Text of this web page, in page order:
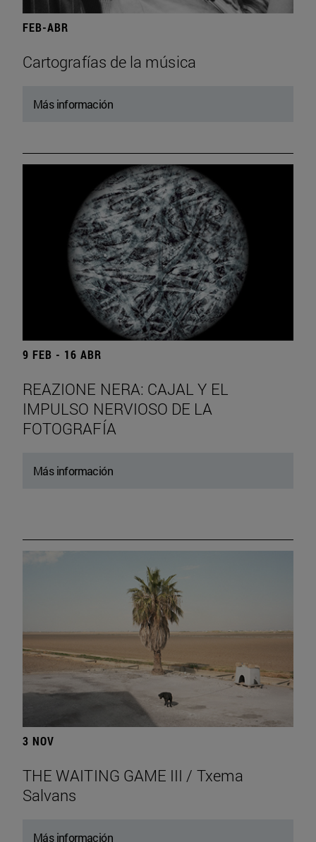
FEB-ABR
Cartografías de la música
Más información
9 FEB - 16 ABR
REAZIONE NERA: CAJAL Y EL
IMPULSO NERVIOSO DE LA
FOTOGRAFÍA
Más información
3 NOV
THE WAITING GAME III / Txema
Salvans
Más información